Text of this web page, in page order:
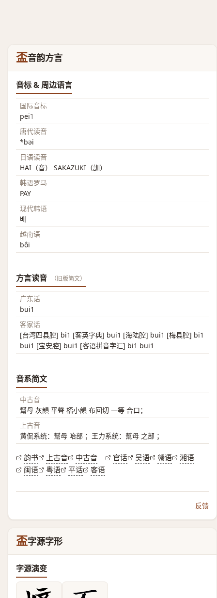
盃音韵方言
音标 & 周边语言
国际音标
pei˥
唐代读音
*bəi
日语读音
HAI（音） SAKAZUKI（訓）
韩语罗马
PAY
现代韩语
배
越南语
bôi
方言读音 （旧版简文）
广东话
bui1
客家话
[台湾四县腔] bi1 [客英字典] bui1 [海陆腔] bui1 [梅县腔] bi1
bui1 [宝安腔] bui1 [客语拼音字汇] bi1 bui1
音系简文
中古音
幫母 灰韻 平聲 桮小韻 布回切 一等 合口；
上古音
黄侃系统：幫母 咍部 ；王力系统：幫母 之部 ；
韵书 上古音 中古音 | 官话 吴语 赣语
湘语
闽语
粤语 平话 客语
反馈
盃字源字形
字源演变